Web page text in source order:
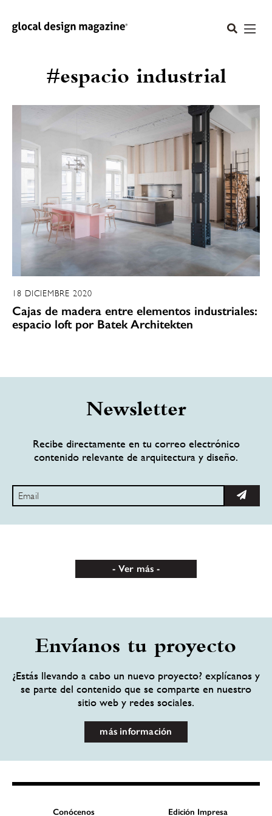
#espacio industrial
18 DICIEMBRE 2020
Cajas de madera entre elementos industriales:
espacio loft por Batek Architekten
Newsletter
Recibe directamente en tu correo electrónico
contenido relevante de arquitectura y diseño.
Ver más
Envíanos tu proyecto
¿Estás llevando a cabo un nuevo proyecto? explícanos y
se parte del contenido que se comparte en nuestro
sitio web y redes sociales.
más información
Conócenos Edición Impresa